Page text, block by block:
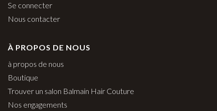
Se connecter
Nous contacter
À PROPOS DE NOUS
à propos de nous
Boutique
Trouver un salon Balmain Hair Couture
Nos engagements